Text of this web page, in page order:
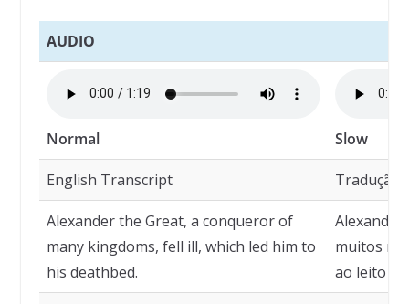
AUDIO
Normal Slow
English Transcript Tradução
Alexander the Great, a conqueror of
many kingdoms, fell ill, which led him to
his deathbed.
muitos
ao leito